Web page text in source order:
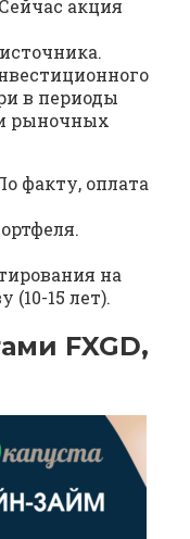
акция
в периоды
рыночных
факту, оплата
на
(10-15 лет).
FXGD,